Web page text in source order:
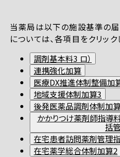
当薬局は以下の施設基準の届
については、各項目をクリック
調剤基本料3 ロ）
連携強化加算
医療DX推進体制整備加
地域支援体制加算3
後発医薬品調剤体制加
かかりつけ薬剤師指導
括
在宅患者訪問薬剤管理
在宅薬学総合体制加算2